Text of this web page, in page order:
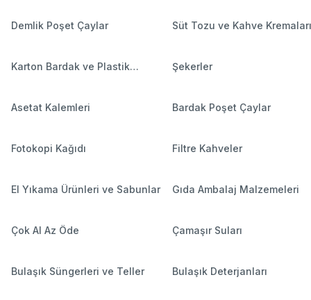
Demlik Poşet Çaylar Süt Tozu ve Kahve Kremaları
Karton Bardak ve Plastik
Şekerler
Asetat Kalemleri Bardak Poşet Çaylar
Fotokopi Kağıdı Filtre Kahveler
El Yıkama Ürünleri ve Sabunlar Gıda Ambalaj Malzemeleri
Çok Al Az Öde Çamaşır Suları
Bulaşık Süngerleri ve Teller Bulaşık Deterjanları